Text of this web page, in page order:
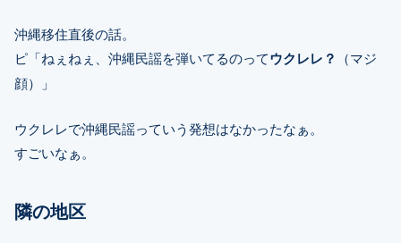
沖縄移住直後の話。
ピ「ねぇねぇ、沖縄民謡を弾いてるのってウクレレ？ （マジ
顔）」
ウクレレで沖縄民謡っていう発想はなかったなぁ。
すごいなぁ。
隣の地区